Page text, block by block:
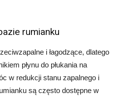
rumianku
i łagodzące, dlatego
płynu do płukania na
w redukcji stanu zapalnego i
są często dostępne w